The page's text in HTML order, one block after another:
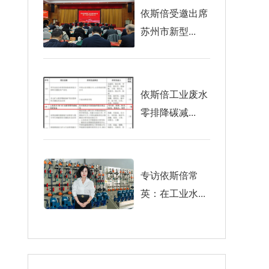
依斯倍受邀出席
苏州市新型...
依斯倍工业废水
零排降碳减...
专访依斯倍常
英：在工业水...